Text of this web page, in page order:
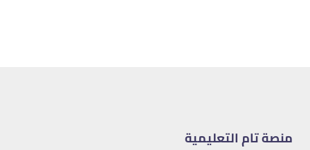
منصة تام التعليمية